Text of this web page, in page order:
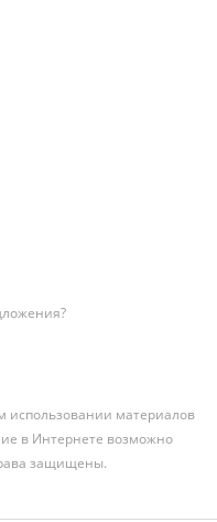
материалов
в Интернете возможно
защищены.